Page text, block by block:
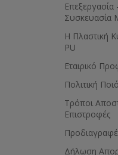
Συσκευασία
Η Πλαστική
PU
Εταιρικό
Πολιτική
Τρόποι
Επιστροφές
Δήλωση